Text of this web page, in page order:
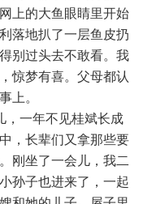
上的大鱼眼睛里开始
落地扒了一层鱼皮扔
别过头去不敢看。我
惊梦有喜。父母都认
上。
，一年不见桂斌长成
，长辈们又拿那些要
刚坐了一会儿，我二
孙子也进来了，一起